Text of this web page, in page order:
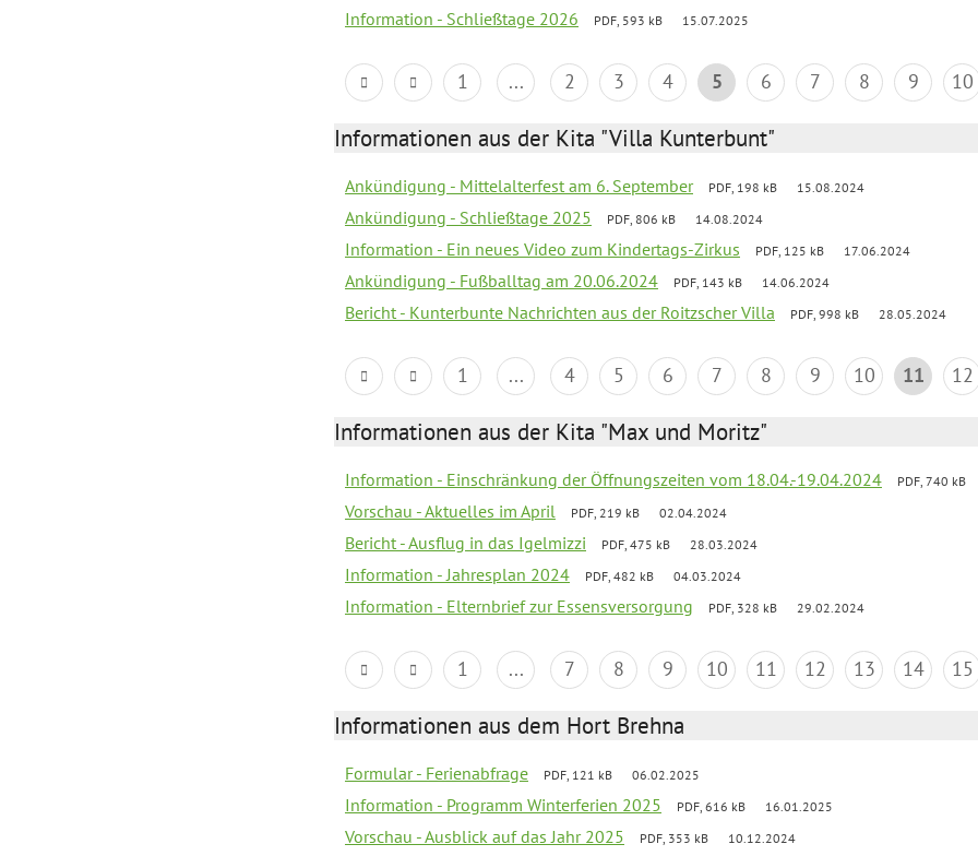
Information - Schließtage 2026 PDF, 593 kB 15.07.2025
1 ... 2 3 4 5 6 7 8 9 10
Informationen aus der Kita "Villa Kunterbunt"
Ankündigung - Mittelalterfest am 6. September PDF, 198 kB 15.08.2024
Ankündigung - Schließtage 2025 PDF, 806 kB 14.08.2024
Information - Ein neues Video zum Kindertags-Zirkus PDF, 125 kB 17.06.2024
Ankündigung - Fußballtag am 20.06.2024 PDF, 143 kB 14.06.2024
Bericht - Kunterbunte Nachrichten aus der Roitzscher Villa PDF, 998 kB 28.05.2024
1 ... 4 5 6 7 8 9 10 11 12
Informationen aus der Kita "Max und Moritz"
Information - Einschränkung der Öffnungszeiten vom 18.04.-19.04.2024 PDF, 740 kB
Vorschau - Aktuelles im April PDF, 219 kB 02.04.2024
Bericht - Ausflug in das Igelmizzi PDF, 475 kB 28.03.2024
Information - Jahresplan 2024 PDF, 482 kB 04.03.2024
Information - Elternbrief zur Essensversorgung PDF, 328 kB 29.02.2024
1 ... 7 8 9 10 11 12 13 14 15
Informationen aus dem Hort Brehna
Formular - Ferienabfrage PDF, 121 kB 06.02.2025
Information - Programm Winterferien 2025 PDF, 616 kB 16.01.2025
Vorschau - Ausblick auf das Jahr 2025 PDF, 353 kB 10.12.2024